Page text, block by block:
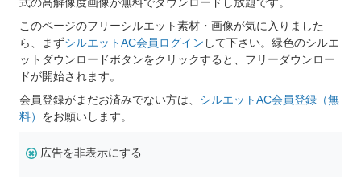
式の高解像度画像が無料でダウンロードし放題です。
このページのフリーシルエット素材・画像が気に入りました
ら、まずシルエットAC会員ログイン して下さい。緑色のシルエ
ットダウンロードボタンをクリックすると、フリーダウンロー
ドが開始されます。
会員登録がまだお済みでない方は、 シルエットAC会員登録（無
料） をお願いします。
広告を非表示にする